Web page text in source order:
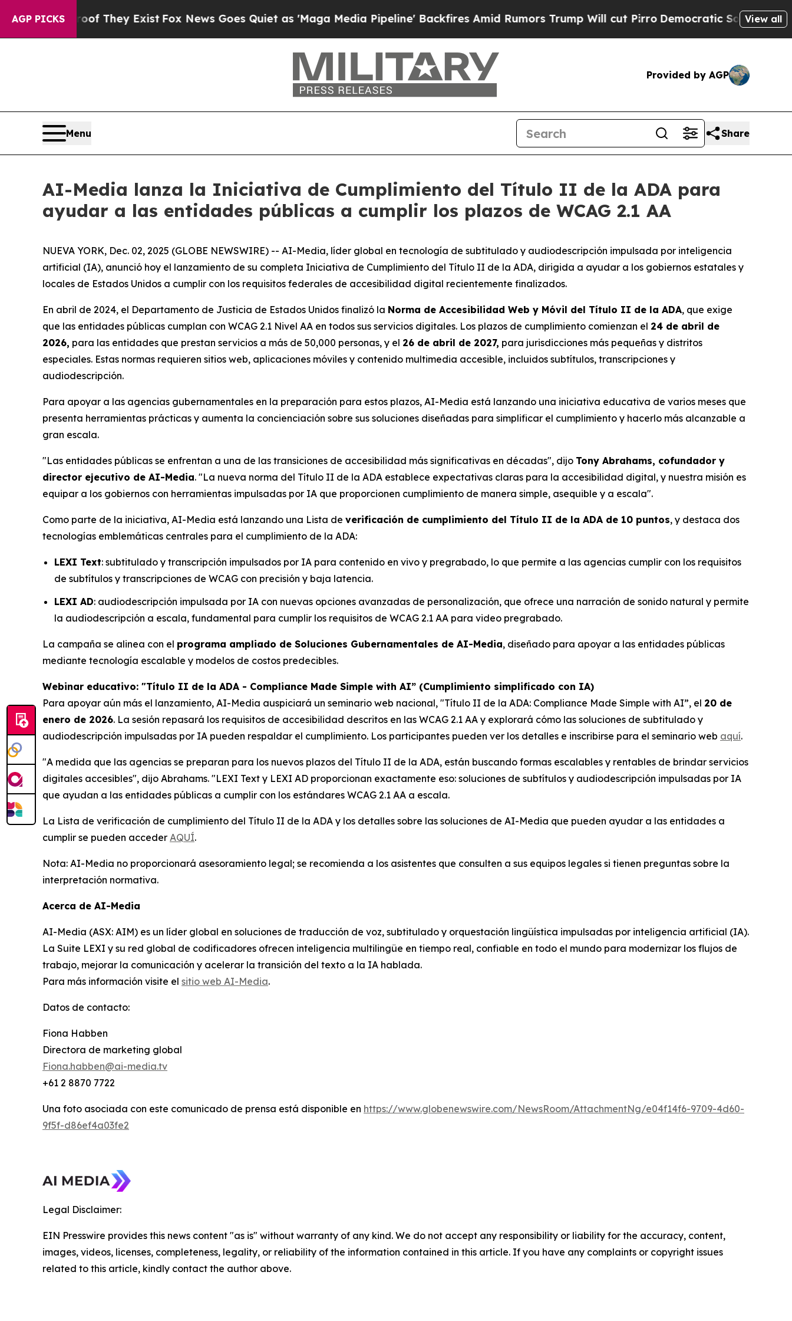
AGP PICKS
no Proof They ExistFox News Goes Quiet as 'Maga Media Pipeline' Backfires Amid Rumors Trump Will cut Pirro Democratic Socialists of View all
Provided by AGP
Menu Share
AI-Media lanza la Iniciativa de Cumplimiento del Título II de la ADA para
ayudar a las entidades públicas a cumplir los plazos de WCAG 2.1 AA
NUEVA YORK, Dec. 02, 2025 (GLOBE NEWSWIRE) -- AI-Media, líder global en tecnología de subtitulado y audiodescripción impulsada por inteligencia
artificial (IA), anunció hoy el lanzamiento de su completa Iniciativa de Cumplimiento del Título II de la ADA, dirigida a ayudar a los gobiernos estatales y
locales de Estados Unidos a cumplir con los requisitos federales de accesibilidad digital recientemente finalizados.
En abril de 2024, el Departamento de Justicia de Estados Unidos finalizó la Norma de Accesibilidad Web y Móvil del Título II de la ADA, que exige
que las entidades públicas cumplan con WCAG 2.1 Nivel AA en todos sus servicios digitales. Los plazos de cumplimiento comienzan el 24 de abril de
2026, para las entidades que prestan servicios a más de 50,000 personas, y el 26 de abril de 2027, para jurisdicciones más pequeñas y distritos
especiales. Estas normas requieren sitios web, aplicaciones móviles y contenido multimedia accesible, incluidos subtítulos, transcripciones y
audiodescripción.
Para apoyar a las agencias gubernamentales en la preparación para estos plazos, AI-Media está lanzando una iniciativa educativa de varios meses que
presenta herramientas prácticas y aumenta la concienciación sobre sus soluciones diseñadas para simplificar el cumplimiento y hacerlo más alcanzable a
gran escala.
"Las entidades públicas se enfrentan a una de las transiciones de accesibilidad más significativas en décadas", dijo Tony Abrahams, cofundador y
director ejecutivo de AI-Media. "La nueva norma del Título II de la ADA establece expectativas claras para la accesibilidad digital, y nuestra misión es
equipar a los gobiernos con herramientas impulsadas por IA que proporcionen cumplimiento de manera simple, asequible y a escala".
Como parte de la iniciativa, AI-Media está lanzando una Lista de verificación de cumplimiento del Título II de la ADA de 10 puntos, y destaca dos
tecnologías emblemáticas centrales para el cumplimiento de la ADA:
LEXI Text: subtitulado y transcripción impulsados por IA para contenido en vivo y pregrabado, lo que permite a las agencias cumplir con los requisitos
de subtítulos y transcripciones de WCAG con precisión y baja latencia.
LEXI AD: audiodescripción impulsada por IA con nuevas opciones avanzadas de personalización, que ofrece una narración de sonido natural y permite
la audiodescripción a escala, fundamental para cumplir los requisitos de WCAG 2.1 AA para video pregrabado.
La campaña se alinea con el programa ampliado de Soluciones Gubernamentales de AI-Media, diseñado para apoyar a las entidades públicas
mediante tecnología escalable y modelos de costos predecibles.
Webinar educativo: "Título II de la ADA - Compliance Made Simple with AI” (Cumplimiento simplificado con IA)
Para apoyar aún más el lanzamiento, AI-Media auspiciará un seminario web nacional, "Título II de la ADA: Compliance Made Simple with AI”, el 20 de
enero de 2026. La sesión repasará los requisitos de accesibilidad descritos en las WCAG 2.1 AA y explorará cómo las soluciones de subtitulado y
audiodescripción impulsadas por IA pueden respaldar el cumplimiento. Los participantes pueden ver los detalles e inscribirse para el seminario web aquí.
"A medida que las agencias se preparan para los nuevos plazos del Título II de la ADA, están buscando formas escalables y rentables de brindar servicios
digitales accesibles", dijo Abrahams. "LEXI Text y LEXI AD proporcionan exactamente eso: soluciones de subtítulos y audiodescripción impulsadas por IA
que ayudan a las entidades públicas a cumplir con los estándares WCAG 2.1 AA a escala.
La Lista de verificación de cumplimiento del Título II de la ADA y los detalles sobre las soluciones de AI-Media que pueden ayudar a las entidades a
cumplir se pueden acceder AQUÍ.
Nota: AI-Media no proporcionará asesoramiento legal; se recomienda a los asistentes que consulten a sus equipos legales si tienen preguntas sobre la
interpretación normativa.
Acerca de AI-Media
AI-Media (ASX: AIM) es un líder global en soluciones de traducción de voz, subtitulado y orquestación lingüística impulsadas por inteligencia artificial (IA).
La Suite LEXI y su red global de codificadores ofrecen inteligencia multilingüe en tiempo real, confiable en todo el mundo para modernizar los flujos de
trabajo, mejorar la comunicación y acelerar la transición del texto a la IA hablada.
Para más información visite el sitio web AI-Media.
Datos de contacto:
Fiona Habben
Directora de marketing global
Fiona.habben@ai-media.tv
+61 2 8870 7722
Una foto asociada con este comunicado de prensa está disponible en https://www.globenewswire.com/NewsRoom/AttachmentNg/e04f14f6-9709-4d60-
9f5f-d86ef4a03fe2
Legal Disclaimer:
EIN Presswire provides this news content "as is" without warranty of any kind. We do not accept any responsibility or liability for the accuracy, content,
images, videos, licenses, completeness, legality, or reliability of the information contained in this article. If you have any complaints or copyright issues
related to this article, kindly contact the author above.